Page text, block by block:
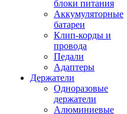
блоки питания
Аккумуляторные
батареи
Клип-корды и
провода
Педали
Адаптеры
Держатели
Одноразовые
держатели
Алюминиевые